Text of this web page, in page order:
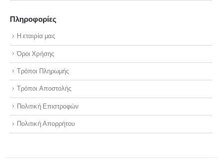
Πληροφορίες
Η εταιρία μας
Όροι Χρήσης
Τρόποι Πληρωμής
Τρόποι Αποστολής
Πολιτική Επιστροφών
Πολιτική Απορρήτου